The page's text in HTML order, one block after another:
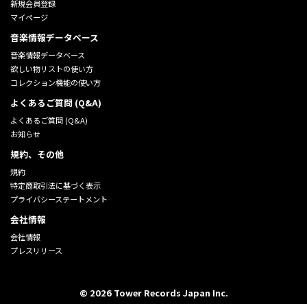
新規会員登録
マイページ
音楽情報データベース
音楽情報データベース
欲しい物リストの使い方
コレクション機能の使い方
よくあるご質問 (Q&A)
よくあるご質問 (Q&A)
お知らせ
規約、その他
規約
特定商取引法に基づく表示
プライバシーステートメント
会社情報
会社情報
プレスリリース
© 2026Tower Records Japan Inc.